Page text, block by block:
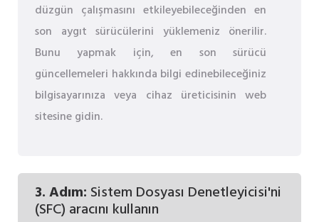
düzgün çalışmasını etkileyebileceğinden en
son aygıt sürücülerini yüklemeniz önerilir.
Bunu yapmak için, en son sürücü
güncellemeleri hakkında bilgi edinebileceğiniz
bilgisayarınıza veya cihaz üreticisinin web
sitesine gidin.
3. Adım: Sistem Dosyası Denetleyicisi'ni
(SFC) aracını kullanın